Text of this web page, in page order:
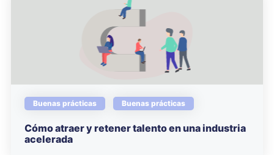
Buenas prácticas Buenas prácticas
Cómo atraer y retener talento en una industria
acelerada